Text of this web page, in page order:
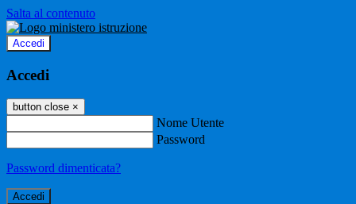
Salta al contenuto
Accedi
Accedi
button close ×
Nome Utente
Password
Password dimenticata?